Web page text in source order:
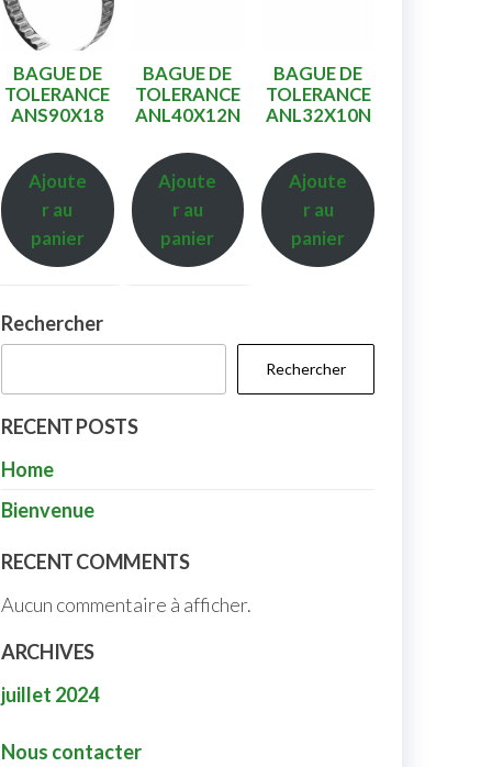
BAGUE DE
TOLERANCE
ANS90X18
Ajoute
r au
panier
BAGUE DE
TOLERANCE
ANL40X12N
Ajoute
r au
panier
BAGUE DE
TOLERANCE
ANL32X10N
Ajoute
r au
panier
Rechercher
Rechercher
RECENT POSTS
Home
Bienvenue
RECENT COMMENTS
Aucun commentaire à afficher.
ARCHIVES
juillet 2024
Nous contacter